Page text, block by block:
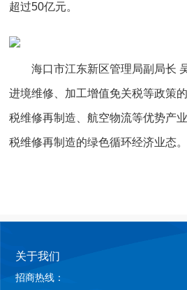
超过50亿元。
海口市江东新区管理局副局长
进境维修、加工增值免关税等政策
税维修再制造、航空物流等优势产
税维修再制造的绿色循环经济业态。
关于我们
招商热线：